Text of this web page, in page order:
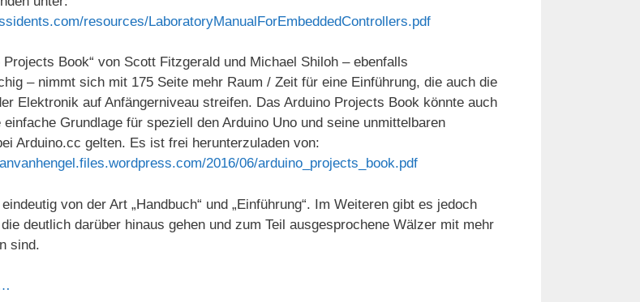
resources/LaboratoryManualForEmbeddedControllers.pdf
Projects Book“ von Scott Fitzgerald und Michael Shiloh – ebenfalls
– nimmt sich mit 175 Seite mehr Raum / Zeit für eine Einführung, die auch die
Elektronik auf Anfängerniveau streifen. Das Arduino Projects Book könnte auch
einfache Grundlage für speziell den Arduino Uno und seine unmittelbaren
Arduino.cc gelten. Es ist frei herunterzuladen von:
2016/06/arduino_projects_book.pdf
von der Art „Handbuch“ und „Einführung“. Im Weiteren gibt es jedoch
deutlich darüber hinaus gehen und zum Teil ausgesprochene Wälzer mit mehr
sind.